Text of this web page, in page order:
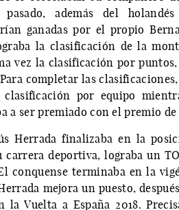
además del
ganadas por el propio
la clasificación de la
vez la clasificación por
completar las
por equipo
a ser premiado con el premio
Herrada finalizaba en la
carrera deportiva, lograba un
conquense terminaba en la
mejora un puesto,
la Vuelta a España 2018.